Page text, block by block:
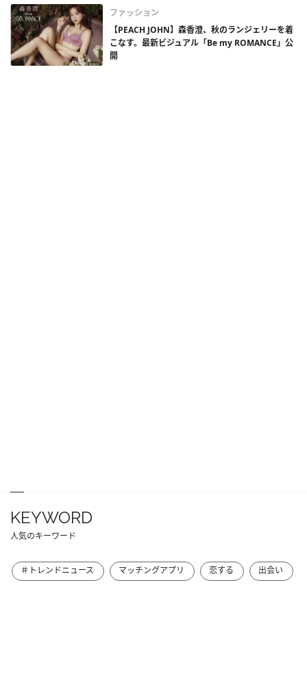
ファッション
【PEACH JOHN】森香澄、秋のランジェリーを着
こなす。最新ビジュアル「Be my ROMANCE」公
開
KEYWORD
人気のキーワード
＃トレンドニュース マッチングアプリ 恋する 出会い